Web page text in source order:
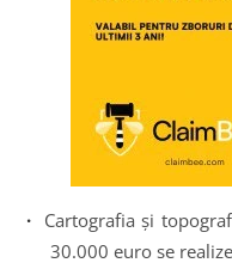
· Cartografia și
30.000 euro se